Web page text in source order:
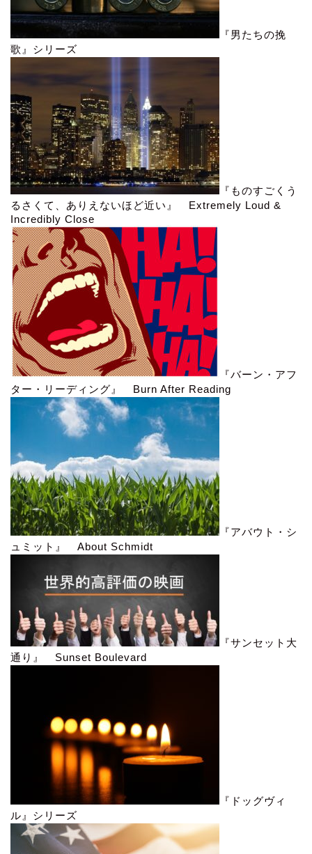
『男たちの挽
歌』シリーズ
『ものすごくう
るさくて、ありえないほど近い』 Extremely Loud &
Incredibly Close
『バーン・アフ
ター・リーディング』 Burn After Reading
『アバウト・シ
ュミット』 About Schmidt
『サンセット大
通り』 Sunset Boulevard
『ドッグヴィ
ル』シリーズ